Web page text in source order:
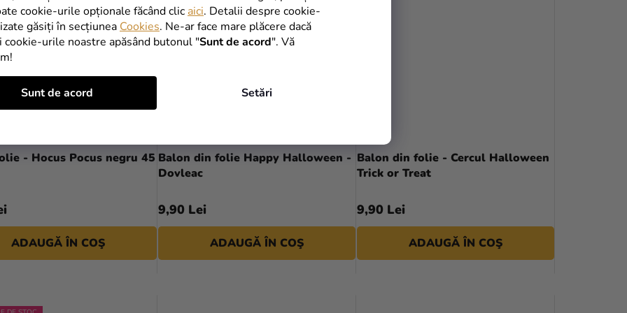
cookie-urile opționale făcând clic aici. Detalii despre cookie-
găsiți în secțiunea Cookies. Ne-ar face mare plăcere dacă
cookie-urile noastre apăsând butonul "Sunt de acord". Vă
Setări
Sunt de acord
- Hocus Pocus negru 45
ADAUGĂ ÎN COŞ
Balon din folie Happy Halloween -
Dovleac
9,90 Lei
ADAUGĂ ÎN COŞ
Balon din folie - Cercul Halloween
Trick or Treat
9,90 Lei
ADAUGĂ ÎN COŞ